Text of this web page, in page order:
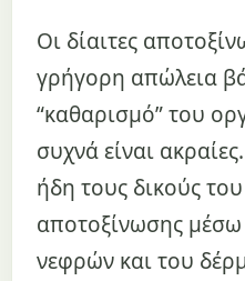
Οι δίαιτες
γρήγορη απώλεια
“καθαρισμό” του
συχνά είναι
ήδη τους δικούς
αποτοξίνωσης
νεφρών και του